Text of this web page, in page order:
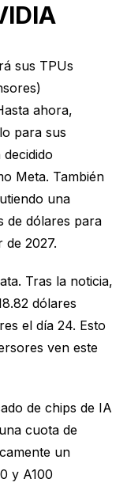
sus TPUs
ahora,
para sus
Meta. También
una
de dólares para
de 2027.
Tras la noticia,
dólares
el día 24. Esto
ven este
de chips de IA
cuota de
un
y A100